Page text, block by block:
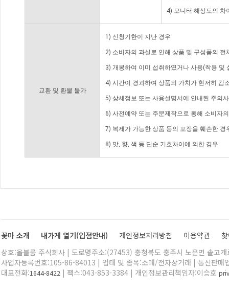
4) 모니터 해상도의 차
교환 및 환불 불가
1) 신청기한이 지난 경우
2) 소비자의 과실로 인해 상품 및 구성품의
3) 개봉하여 이미 섭취하였거나 사용(착용 및
4) 시간이 경과하여 상품의 가치가 현저히 감
5) 상세정보 또는 사용설명서에 안내된 주의
6) 사전예약 또는 주문제작으로 통해 소비자
7) 복제가 가능한 상품 등의 포장을 훼손한 경
8) 맛, 향, 색 등 단순 기호차이에 의한 경우
꽃마 소개 내가게 열기(입점안내) 개인정보처리방침 이용약관
상호:올블룸 주식회사 | 도로명주소:(27453) 충청북도 충주시 노은면 솔고
사업자등록번호:105-86-84013 | 업태 및 종목:소매/전자상거래 | 통신판매
대표전화:1644-8422 | 팩스:043-853-3384 | 개인정보관리책임자:이승호